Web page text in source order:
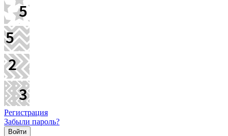
Регистрация
Забыли пароль?